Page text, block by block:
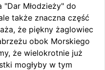
Młodzieży" do
także znaczna część
że piękny żaglowiec
obok Morskiego
że wielokrotnie już
mogłyby w tym